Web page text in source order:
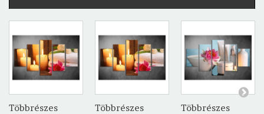
Többrészes
Többrészes
Többrészes